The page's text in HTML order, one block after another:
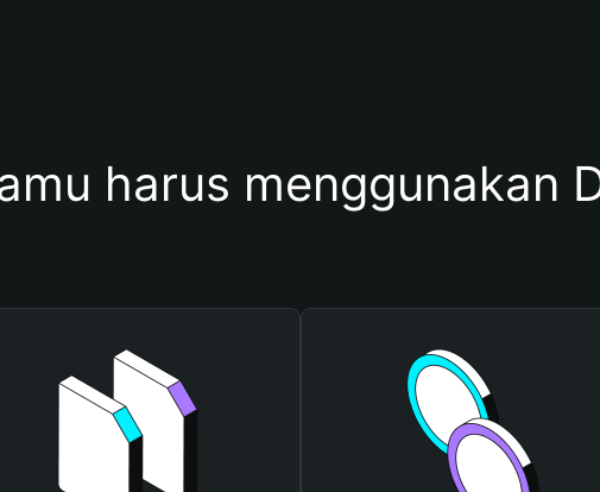
harus menggunakan